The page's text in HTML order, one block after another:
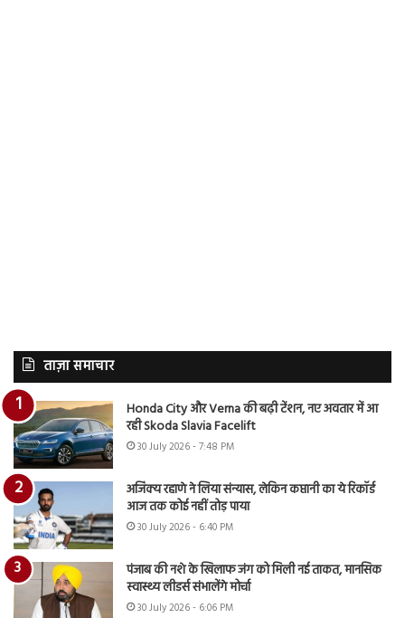
ताज़ा समाचार
Honda City और Verna की बढ़ी टेंशन, नए अवतार में आ
रही Skoda Slavia Facelift
30 July 2026 - 7:48 PM
अजिंक्य रहाणे ने लिया संन्यास, लेकिन कप्तानी का ये रिकॉर्ड
आज तक कोई नहीं तोड़ पाया
30 July 2026 - 6:40 PM
पंजाब की नशे के खिलाफ जंग को मिली नई ताकत, मानसिक
स्वास्थ्य लीडर्स संभालेंगे मोर्चा
30 July 2026 - 6:06 PM